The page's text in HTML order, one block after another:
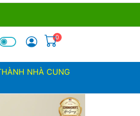
0
NHÀ CUNG